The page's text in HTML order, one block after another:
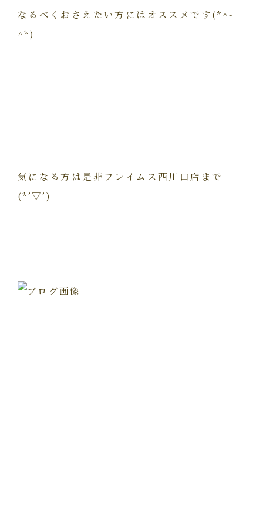
なるべくおさえたい方にはオススメです(*^-
^*)
気になる方は是非フレイムス西川口店まで
(*’▽’)